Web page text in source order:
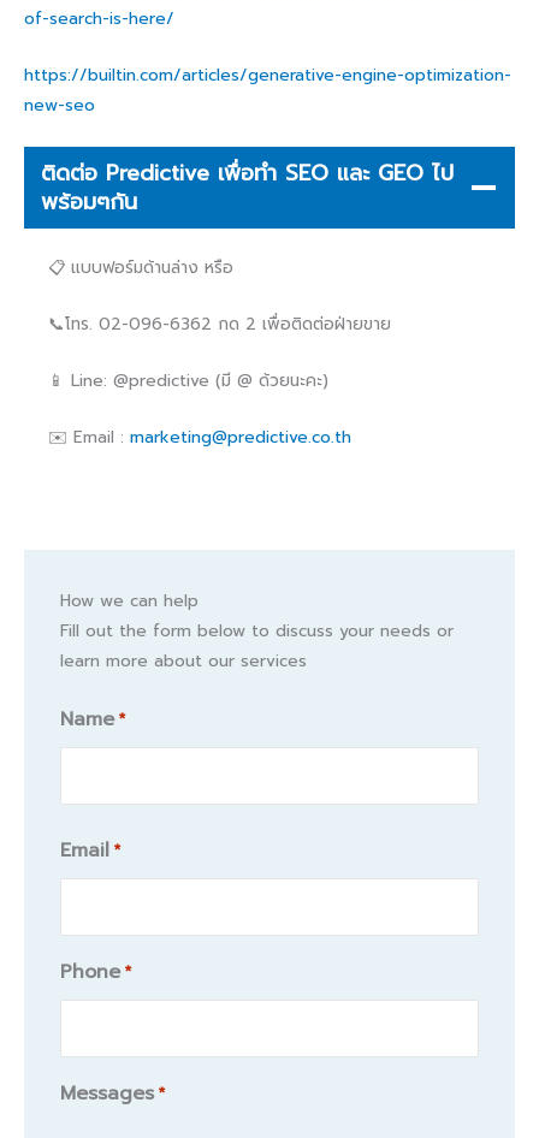
of-search-is-here/
https://builtin.com/articles/generative-engine-optimization-
new-seo
ติดต่อ Predictive เพื่อทำ SEO และ GEO ไป
พร้อมๆกัน
📋 แบบฟอร์มด้านล่าง หรือ
📞โทร. 02-096-6362 กด 2 เพื่อติดต่อฝ่ายขาย
📱 Line: @predictive (มี @ ด้วยนะคะ)
✉️ Email : marketing@predictive.co.th
How we can help
Fill out the form below to discuss your needs or
learn more about our services
Name *
Name
Email *
Phone *
Messages *